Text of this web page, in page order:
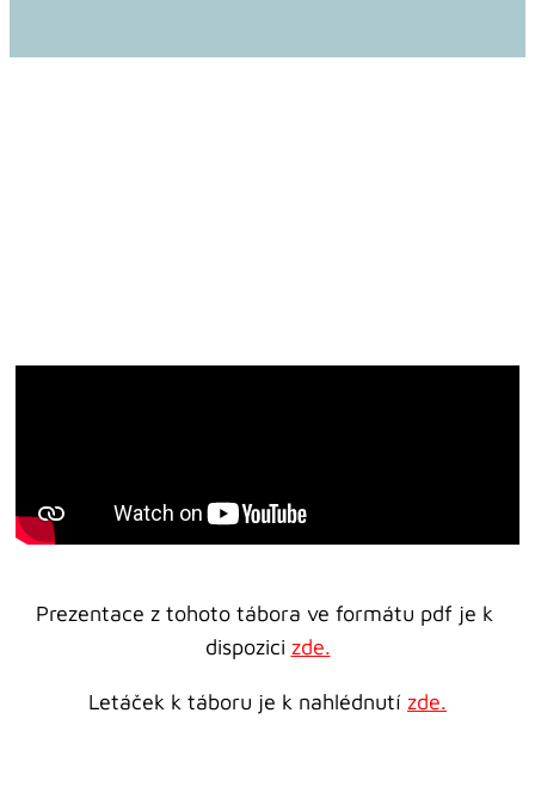
Prezentace z tohoto tábora ve formátu pdf je k
dispozici zde.
Letáček k táboru je k nahlédnutí zde.